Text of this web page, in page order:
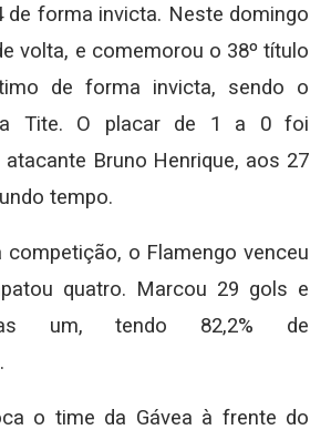
de forma invicta. Neste domingo
volta, e comemorou o 38º título
de forma invicta, sendo o
Tite. O placar de 1 a 0 foi
Bruno Henrique, aos 27
tempo.
competição, o Flamengo venceu
quatro. Marcou 29 gols e
um, tendo 82,2% de
o time da Gávea à frente do